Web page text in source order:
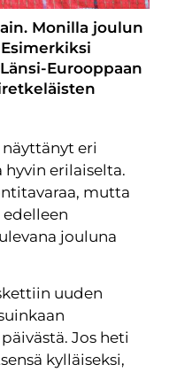
Monilla joulun
Eurooppaan
eri
erilaiselta.
mutta
jouluna
uuden
Jos heti
kylläiseksi,